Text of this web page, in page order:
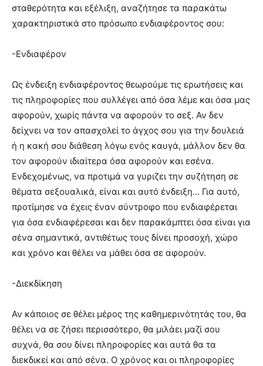
σταθερότητα και εξέλιξη, αναζήτησε τα παρακάτω
χαρακτηριστικά στο πρόσωπο ενδιαφέροντος σου:
-Ενδιαφέρον
Ως ένδειξη ενδιαφέροντος θεωρούμε τις ερωτήσεις και
τις πληροφορίες που συλλέγει από όσα λέμε και όσα μας
αφορούν, χωρίς πάντα να αφορούν το σεξ. Αν δεν
δείχνει να τον απασχολεί το άγχος σου για την δουλειά
ή η κακή σου διάθεση λόγω ενός καυγά, μάλλον δεν θα
τον αφορούν ιδιαίτερα όσα αφορούν και εσένα.
Ενδεχομένως, να προτιμά να γυριζει την συζήτηση σε
θέματα σεξουαλικά, είναι και αυτό ένδειξη… Για αυτό,
προτίμησε να έχεις έναν σύντροφο που ενδιαφέρεται
για όσα ενδιαφέρεσαι και δεν παρακάμπτει όσα είναι για
σένα σημαντικά, αντιθέτως τους δίνει προσοχή, χώρο
και χρόνο και θέλει να μάθει όσα σε αφορούν.
-Διεκδίκηση
Αν κάποιος σε θέλει μέρος της καθημερινότητάς του, θα
θέλει να σε ζήσει περισσότερο, θα μιλάει μαζί σου
συχνά, θα σου δίνει πληροφορίες και αυτά θα τα
διεκδικεί και από σένα. Ο χρόνος και οι πληροφορίες